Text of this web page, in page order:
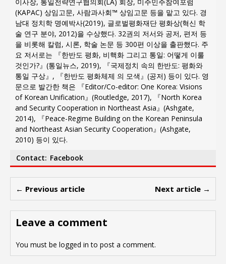
(KAPAC) 상임고문, 사람과사회™ 상임고문 등을 맡고 있다. 경
남대 정치학 명예박사(2019), 글로벌평화재단 평화상(혁신 학
술 연구 분야, 2012)을 수상했다. 32권의 저서와 공저, 편저 등
을 비롯해 칼럼, 시론, 학술 논문 등 300편 이상을 출판했다. 주
요 저서로는 『한반도 평화, 비핵화 그리고 통일: 어떻게 이룰
것인가?』(통일뉴스, 2019), 『국제정치 속의 한반도: 평화와
통일 구상』, 『한반도 평화체제 의 모색』(공저) 등이 있다. 영
문으로 발간한 책은 『Editor/Co-editor: One Korea: Visions
of Korean Unification』(Routledge, 2017), 『North Korea
and Security Cooperation in Northeast Asia』(Ashgate,
2014), 『Peace-Regime Building on the Korean Peninsula
and Northeast Asian Security Cooperation』(Ashgate,
2010) 등이 있다.
Contact: Facebook
← Previous article Next article →
Leave a comment
You must be logged in to post a comment.